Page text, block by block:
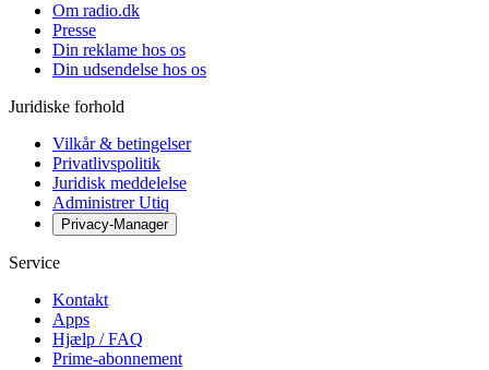
Om radio.dk
Presse
Din reklame hos os
Din udsendelse hos os
Juridiske forhold
Vilkår & betingelser
Privatlivspolitik
Juridisk meddelelse
Administrer Utiq
Privacy-Manager
Service
Kontakt
Apps
Hjælp / FAQ
Prime-abonnement